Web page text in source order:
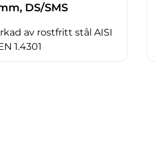
DS/SMS
av rostfritt stål AISI
1.4301